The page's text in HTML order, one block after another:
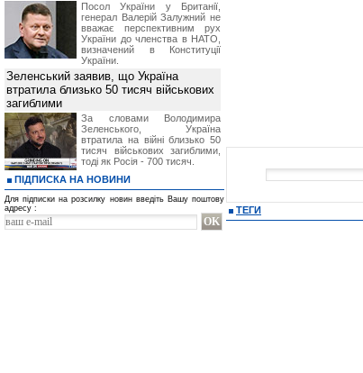
ТЕГИ
Посол України у Британії,
генерал Валерій Залужний не
вважає перспективним рух
України до членства в НАТО,
визначений в Конституції
України.
Зеленський заявив, що Україна
втратила близько 50 тисяч військових
загиблими
За словами Володимира
Зеленського, Україна
втратила на війні близько 50
тисяч військових загиблими,
тоді як Росія - 700 тисяч.
ПІДПИСКА НА НОВИНИ
Для підписки на розсилку новин введіть Вашу поштову
адресу :